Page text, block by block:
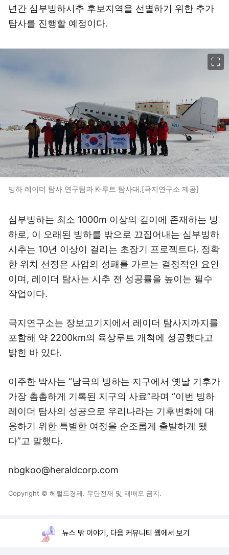
년간 심부빙하시추 후보지역을 선별하기 위한 추가
탐사를 진행할 예정이다.
빙하 레이더 탐사 연구팀과 K-루트 탐사대.[극지연구소 제공]
심부빙하는 최소 1000m 이상의 깊이에 존재하는 빙
하로, 이 오래된 빙하를 밖으로 끄집어내는 심부빙하
시추는 10년 이상이 걸리는 초장기 프로젝트다. 정확
한 위치 선정은 사업의 성패를 가르는 결정적인 요인
이며, 레이더 탐사는 시추 전 성공률을 높이는 필수
작업이다.
극지연구소는 장보고기지에서 레이더 탐사지까지를
포함해 약 2200km의 육상루트 개척에 성공했다고
밝힌 바 있다.
이주한 박사는 “남극의 빙하는 지구에서 옛날 기후가
가장 촘촘하게 기록된 지구의 사료”라며 “이번 빙하
레이더 탐사의 성공으로 우리나라는 기후변화에 대
응하기 위한 특별한 여정을 순조롭게 출발하게 됐
다”고 말했다.
nbgkoo@heraldcorp.com
Copyright © 헤럴드경제. 무단전재 및 재배포 금지.
뉴스 밖 이야기, 다음 커뮤니티 웹에서 보기